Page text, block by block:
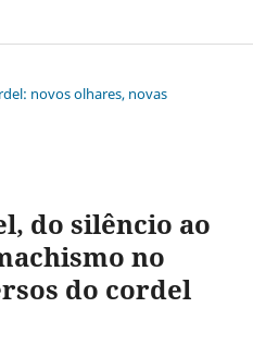
novos olhares, novas
do silêncio ao
no
do cordel